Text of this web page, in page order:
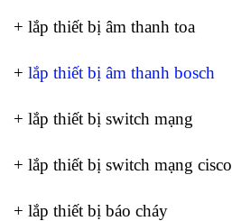
+ lắp thiết bị âm thanh toa
+ lắp thiết bị âm thanh bosch
+ lắp thiết bị switch mạng
+ lắp thiết bị switch mạng cisco
+ lắp thiết bị báo cháy